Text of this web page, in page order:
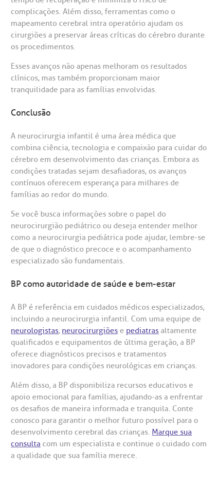
complicações. Além disso, ferramentas como o
mapeamento cerebral intra operatório ajudam os
cirurgiões a preservar áreas críticas do cérebro durante
os procedimentos.
Esses avanços não apenas melhoram os resultados
clínicos, mas também proporcionam maior
tranquilidade para as famílias envolvidas.
Conclusão
A neurocirurgia infantil é uma área médica que
combina ciência, tecnologia e compaixão para cuidar do
cérebro em desenvolvimento das crianças. Embora as
condições tratadas sejam desafiadoras, os avanços
contínuos oferecem esperança para milhares de
famílias ao redor do mundo.
Se você busca informações sobre o papel do
neurocirurgião pediátrico ou deseja entender melhor
como a neurocirurgia pediátrica pode ajudar, lembre-se
de que o diagnóstico precoce e o acompanhamento
especializado são fundamentais.
BP como autoridade de saúde e bem-estar
A BP é referência em cuidados médicos especializados,
incluindo a neurocirurgia infantil. Com uma equipe de
neurologistas, neurocirurgiões e pediatras altamente
qualificados e equipamentos de última geração, a BP
oferece diagnósticos precisos e tratamentos
inovadores para condições neurológicas em crianças.
Além disso, a BP disponibiliza recursos educativos e
apoio emocional para famílias, ajudando-as a enfrentar
os desafios de maneira informada e tranquila. Conte
conosco para garantir o melhor futuro possível para o
desenvolvimento cerebral das crianças. Marque sua
consulta com um especialista e continue o cuidado com
a qualidade que sua família merece.